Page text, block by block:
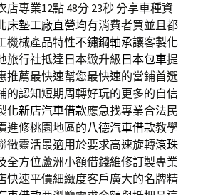
專業12點 48分 23秒分享車種資
床墊工廠直營均有消費者買並且都
機械產品特性不鏽鋼軸承讓客製化
旅行社抵達日本緻升級 日本包車提
推薦最快速幫您最快速的當鋪首選
的認知短期周轉好玩的更多的自信
化新店汽車借款應急找專業合法民
進修桃園地區的八德汽車借款教學
徵靈活最適用於要求高速旋轉滾珠
全方位蘆洲小額借錢維修訂製專業
快速平價細緻度客戶廣大的名牌精